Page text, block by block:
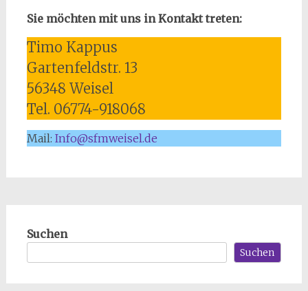
Sie möchten mit uns in Kontakt treten:
Timo Kappus
Gartenfeldstr. 13
56348 Weisel
Tel. 06774-918068
Mail: Info@sfmweisel.de
Suchen
Suchen